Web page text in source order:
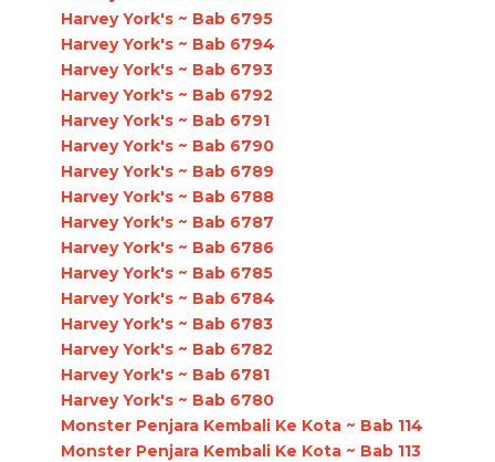
Harvey York's ~ Bab 6795
Harvey York's ~ Bab 6794
Harvey York's ~ Bab 6793
Harvey York's ~ Bab 6792
Harvey York's ~ Bab 6791
Harvey York's ~ Bab 6790
Harvey York's ~ Bab 6789
Harvey York's ~ Bab 6788
Harvey York's ~ Bab 6787
Harvey York's ~ Bab 6786
Harvey York's ~ Bab 6785
Harvey York's ~ Bab 6784
Harvey York's ~ Bab 6783
Harvey York's ~ Bab 6782
Harvey York's ~ Bab 6781
Harvey York's ~ Bab 6780
Monster Penjara Kembali Ke Kota ~ Bab 114
Monster Penjara Kembali Ke Kota ~ Bab 113